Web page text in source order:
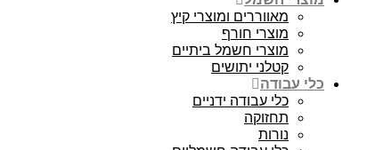
מאווררים ומוצרי קיץ
מוצרי חורף
מוצרי חשמל ביתיים
קטלני יתושים
כלי עבודה
כלי עבודה ידניים
תחזוקה
נורות